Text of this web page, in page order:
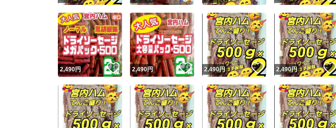
2,490円 いいね！
2,490円 いいね！
2,490円 いいね！
2,490円